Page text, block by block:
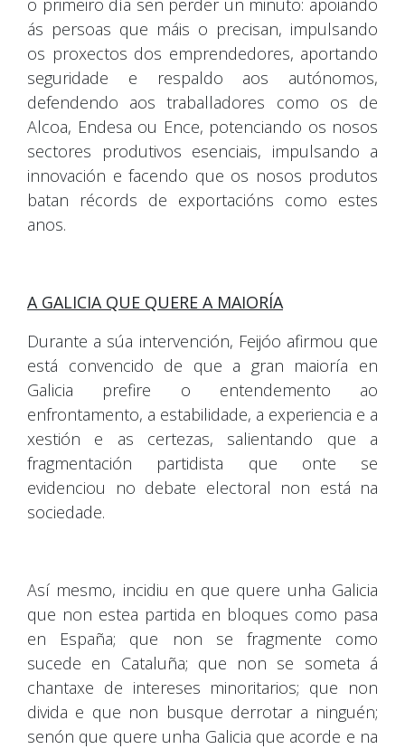
o primeiro día sen perder un minuto: apoiando
ás persoas que máis o precisan, impulsando
os proxectos dos emprendedores, aportando
seguridade e respaldo aos autónomos,
defendendo aos traballadores como os de
Alcoa, Endesa ou Ence, potenciando os nosos
sectores produtivos esenciais, impulsando a
innovación e facendo que os nosos produtos
batan récords de exportacións como estes
anos.
A GALICIA QUE QUERE A MAIORÍA
Durante a súa intervención, Feijóo afirmou que
está convencido de que a gran maioría en
Galicia prefire o entendemento ao
enfrontamento, a estabilidade, a experiencia e a
xestión e as certezas, salientando que a
fragmentación partidista que onte se
evidenciou no debate electoral non está na
sociedade.
Así mesmo, incidiu en que quere unha Galicia
que non estea partida en bloques como pasa
en España; que non se fragmente como
sucede en Cataluña; que non se someta á
chantaxe de intereses minoritarios; que non
divida e que non busque derrotar a ninguén;
senón que quere unha Galicia que acorde e na